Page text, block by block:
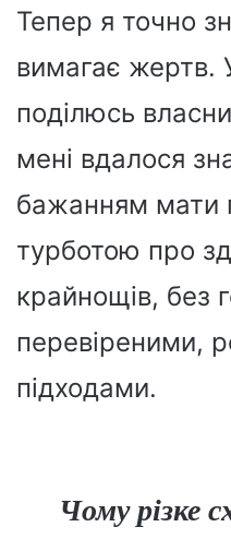
Тепер я точно
вимагає жертв.
поділюсь
мені вдалося
бажанням мати
турботою про
крайнощів, без
перевіреними,
підходами.
Чому різке